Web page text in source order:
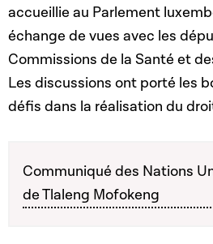
accueillie au Parlement
échange de vues avec les
Commissions de la Santé et
Les discussions ont porté les
défis dans la réalisation du
Communiqué des Nations
de Tlaleng Mofokeng